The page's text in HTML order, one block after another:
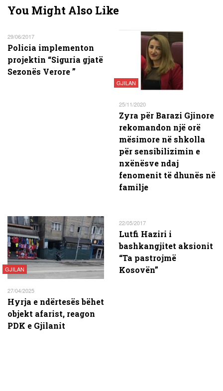
You Might Also Like
29/06/2017
Policia implementon
projektin “Siguria gjatë
Sezonës Verore ”
GJILAN
25/11/2020
Zyra për Barazi Gjinore
rekomandon një orë
mësimore në shkolla
për sensibilizimin e
nxënësve ndaj
fenomenit të dhunës në
familje
GJILAN
27/04/2025
Hyrja e ndërtesës bëhet
objekt afarist, reagon
PDK e Gjilanit
22/05/2017
Lutfi Haziri i
bashkangjitet aksionit
“Ta pastrojmë
Kosovën”